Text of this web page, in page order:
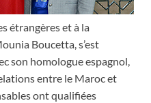
étrangères et à la
Boucetta, s’est
son homologue espagnol,
entre le Maroc et
ont qualifiées